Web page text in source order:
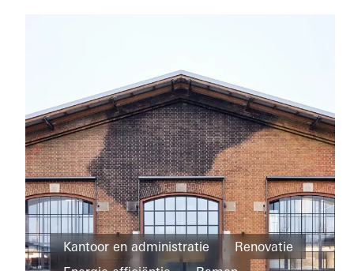
Woning
Nieuwbouw
Schuifdeuren
Private
Kantoor en administratie
Renovatie